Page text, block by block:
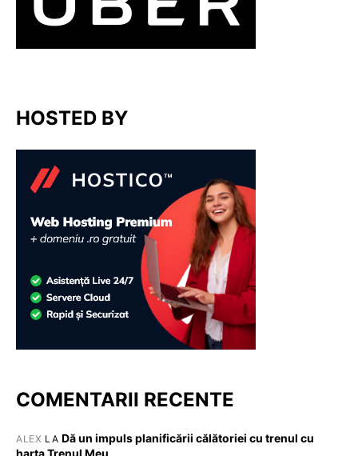
HOSTED BY
COMENTARII RECENTE
ALEX LA Dă un impuls planificării călătoriei cu trenul cu
harta Trenul Meu